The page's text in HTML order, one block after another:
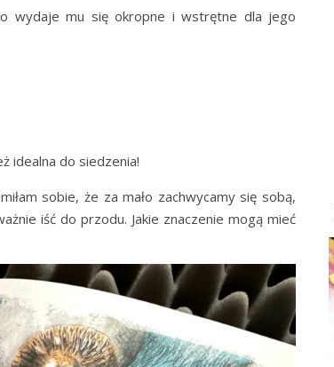
wydaje mu się okropne i wstrętne dla jego
idealna do siedzenia!
sobie, że za mało zachwycamy się sobą,
iść do przodu. Jakie znaczenie mogą mieć